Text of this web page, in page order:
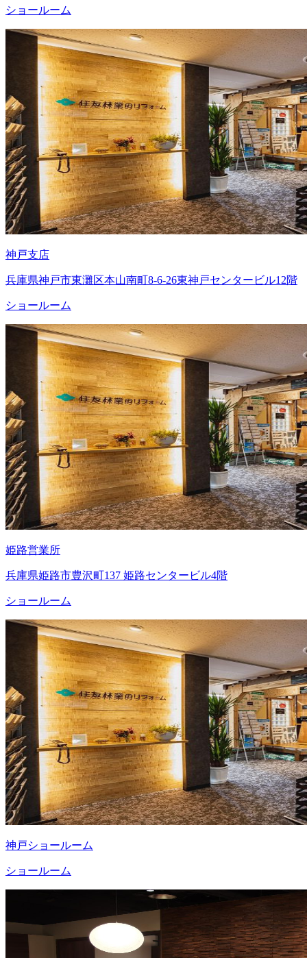
ショールーム
神戸支店
兵庫県神戸市東灘区本山南町8-6-26東神戸センタービル12階
ショールーム
姫路営業所
兵庫県姫路市豊沢町137 姫路センタービル4階
ショールーム
神戸ショールーム
ショールーム